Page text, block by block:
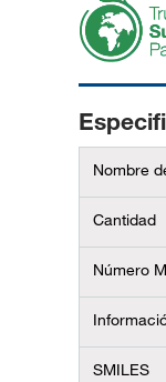
Nombre
Cantidad
Número
SMILES